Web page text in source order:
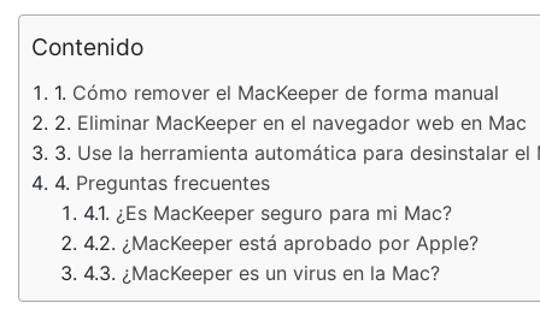
Contenido
Cómo remover el MacKeeper de forma manual
Eliminar MacKeeper en el navegador web en Mac
Use la herramienta automática para desinstalar el
Preguntas frecuentes
¿Es MacKeeper seguro para mi Mac?
¿MacKeeper está aprobado por Apple?
¿MacKeeper es un virus en la Mac?